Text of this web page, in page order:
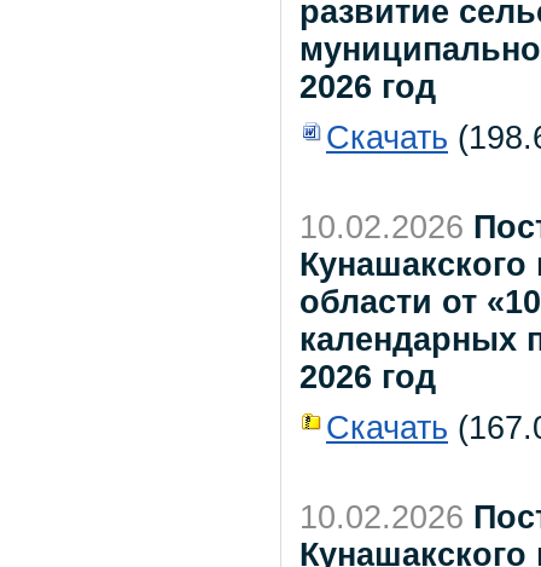
развитие
2026 год
Скачать
10.02.2026
области от
календарных
2026 год
Скачать
10.02.2026